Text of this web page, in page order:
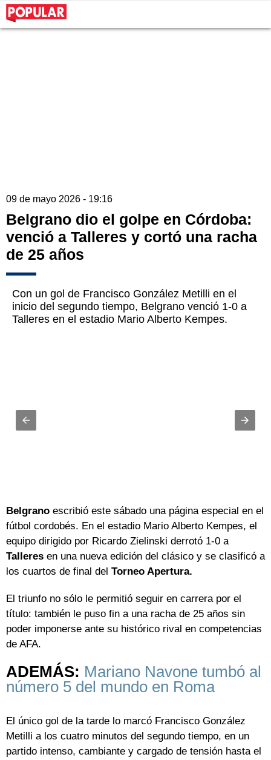
09 de mayo 2026 - 19:16
Belgrano dio el golpe en Córdoba:
venció a Talleres y cortó una racha
de 25 años
Con un gol de Francisco González Metilli en el
inicio del segundo tiempo, Belgrano venció 1-0 a
Talleres en el estadio Mario Alberto Kempes.
Belgrano escribió este sábado una página especial en el
fútbol cordobés. En el estadio Mario Alberto Kempes, el
equipo dirigido por Ricardo Zielinski derrotó 1-0 a
Talleres en una nueva edición del clásico y se clasificó a
los cuartos de final del Torneo Apertura.
El triunfo no sólo le permitió seguir en carrera por el
título: también le puso fin a una racha de 25 años sin
poder imponerse ante su histórico rival en competencias
de AFA.
ADEMÁS: Mariano Navone tumbó al
número 5 del mundo en Roma
El único gol de la tarde lo marcó Francisco González
Metilli a los cuatro minutos del segundo tiempo, en un
partido intenso, cambiante y cargado de tensión hasta el